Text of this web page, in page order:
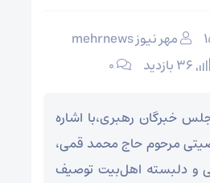
مهر نیوز mehrnews
۰
خبرگان رهبری،با اشاره
مرحوم حاج محمد قمی،
و دلبسته اهل‌بیت توصیف